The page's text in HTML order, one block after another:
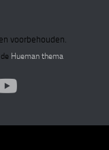
voorbehouden.
Hueman thema